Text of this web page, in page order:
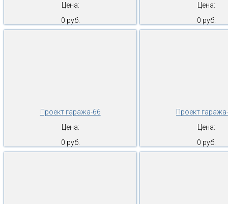
Цена:
0 руб.
Цена:
0 руб.
Проект гаража-66
Цена:
0 руб.
Проект
Цена:
0 руб.